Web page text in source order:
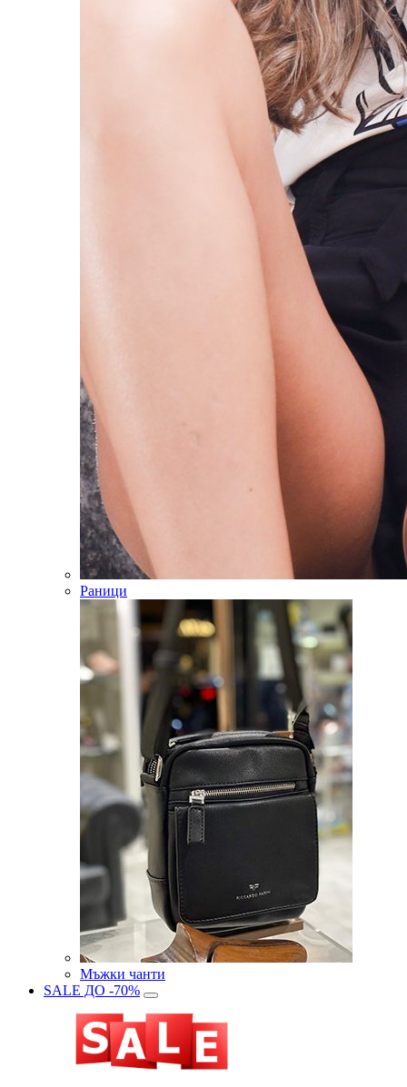
Раници
Мъжки чанти
SALE ДО -70%